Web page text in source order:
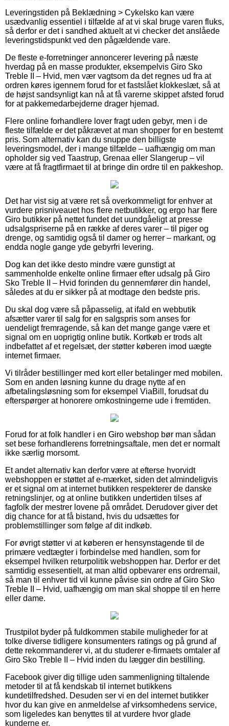
Leveringstiden på Beklædning > Cykelsko kan være
usædvanlig essentiel i tilfælde af at vi skal bruge varen fluks,
så derfor er det i sandhed aktuelt at vi checker det anslåede
leveringstidspunkt ved den pågældende vare.
De fleste e-forretninger annoncerer levering på næste
hverdag på en masse produkter, eksempelvis Giro Sko
Treble II – Hvid, men vær vagtsom da det regnes ud fra at
ordren køres igennem forud for et fastslået klokkeslæt, så at
de højst sandsynligt kan nå at få varerne skippet afsted forud
for at pakkemedarbejderne drager hjemad.
Flere online forhandlere lover fragt uden gebyr, men i de
fleste tilfælde er det påkrævet at man shopper for en bestemt
pris. Som alternativ kan du snuppe den billigste
leveringsmodel, der i mange tilfælde – uafhængig om man
opholder sig ved Taastrup, Grenaa eller Slangerup – vil
være at få fragtfirmaet til at bringe din ordre til en pakkeshop.
Det har vist sig at være ret så overkommeligt for enhver at
vurdere prisniveauet hos flere netbutikker, og ergo har flere
Giro butikker på nettet fundet det uundgåeligt at presse
udsalgspriserne på en række af deres varer – til piger og
drenge, og samtidig også til damer og herrer – markant, og
endda nogle gange yde gebyrfri levering.
Dog kan det ikke desto mindre være gunstigt at
sammenholde enkelte online firmaer efter udsalg på Giro
Sko Treble II – Hvid forinden du gennemfører din handel,
således at du er sikker på at modtage den bedste pris.
Du skal dog være så påpasselig, at ifald en webbutik
afsætter varer til salg for en salgspris som anses for
uendeligt fremragende, så kan det mange gange være et
signal om en uoprigtig online butik. Kortkøb er trods alt
indbefattet af et regelsæt, der støtter køberen imod uægte
internet firmaer.
Vi tilråder bestillinger med kort eller betalinger med mobilen.
Som en anden løsning kunne du drage nytte af en
afbetalingsløsning som for eksempel ViaBill, forudsat du
efterspørger at honorere omkostningerne ude i fremtiden.
Forud for at folk handler i en Giro webshop bør man sådan
set bese forhandlerens forretningsaftale, men det er normalt
ikke særlig morsomt.
Et andet alternativ kan derfor være at efterse hvorvidt
webshoppen er støttet af e-mærket, siden det almindeligvis
er et signal om at internet butikken respekterer de danske
retningslinjer, og at online butikken undertiden tilses af
fagfolk der mestrer lovene på området. Derudover giver det
dig chance for at få bistand, hvis du udsættes for
problemstillinger som følge af dit indkøb.
For øvrigt støtter vi at køberen er hensynstagende til de
primære vedtægter i forbindelse med handlen, som for
eksempel hvilken returpolitik webshoppen har. Derfor er det
samtidig essesentielt, at man altid opbevarer ens ordremail,
så man til enhver tid vil kunne påvise sin ordre af Giro Sko
Treble II – Hvid, uafhængig om man skal shoppe til en herre
eller dame.
Trustpilot byder på fuldkommen stabile muligheder for at
tolke diverse tidligere konsumenters ratings og på grund af
dette rekommanderer vi, at du studerer e-firmaets omtaler af
Giro Sko Treble II – Hvid inden du lægger din bestilling.
Facebook giver dig tillige uden sammenligning tiltalende
metoder til at få kendskab til internet butikkens
kundetilfredshed. Desuden ser vi en del internet butikker
hvor du kan give en anmeldelse af virksomhedens service,
som ligeledes kan benyttes til at vurdere hvor glade
kunderne er.